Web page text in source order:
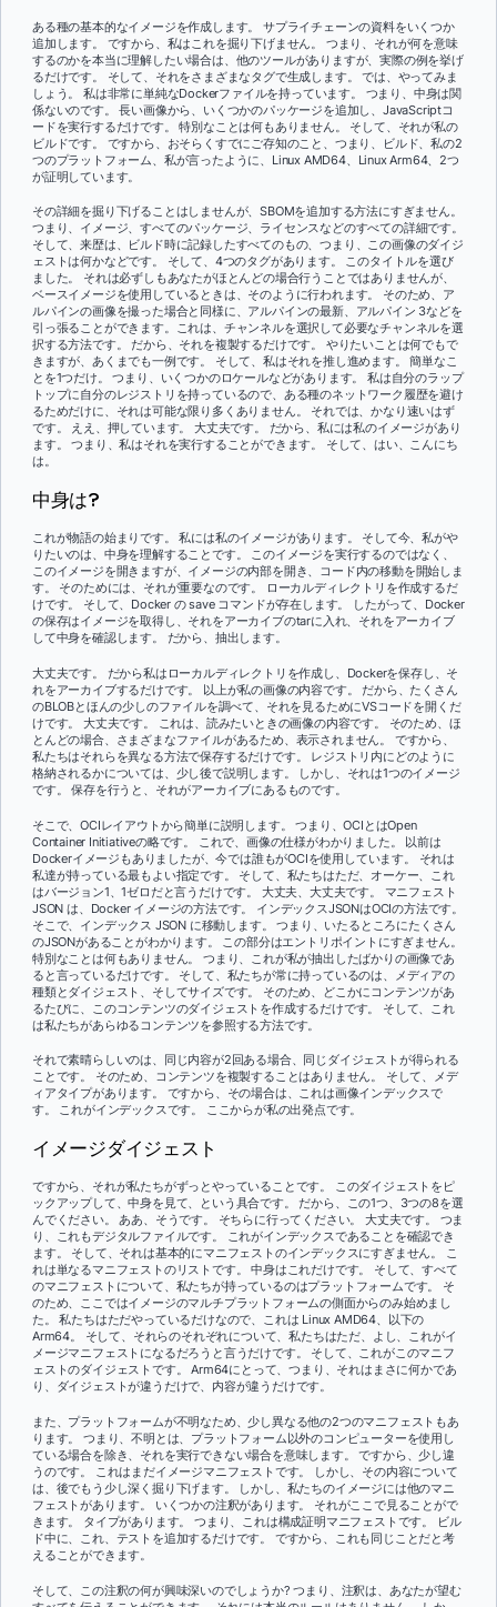
ある種の基本的なイメージを作成します。 サプライチェーンの資料をいくつか
追加します。 ですから、私はこれを掘り下げません。 つまり、それが何を意味
するのかを本当に理解したい場合は、他のツールがありますが、実際の例を挙げ
るだけです。 そして、それをさまざまなタグで生成します。 では、やってみま
しょう。 私は非常に単純なDockerファイルを持っています。 つまり、中身は関
係ないのです。 長い画像から、いくつかのパッケージを追加し、JavaScriptコ
ードを実行するだけです。 特別なことは何もありません。 そして、それが私の
ビルドです。 ですから、おそらくすでにご存知のこと、つまり、ビルド、私の2
つのプラットフォーム、私が言ったように、Linux AMD64、Linux Arm64、2つ
が証明しています。
その詳細を掘り下げることはしませんが、SBOMを追加する方法にすぎません。
つまり、イメージ、すべてのパッケージ、ライセンスなどのすべての詳細です。
そして、来歴は、ビルド時に記録したすべてのもの、つまり、この画像のダイジ
ェストは何かなどです。 そして、4つのタグがあります。 このタイトルを選び
ました。 それは必ずしもあなたがほとんどの場合行うことではありませんが、
ベースイメージを使用しているときは、そのように行われます。 そのため、ア
ルパインの画像を撮った場合と同様に、アルパインの最新、アルパイン 3などを
引っ張ることができます。これは、チャンネルを選択して必要なチャンネルを選
択する方法です。 だから、それを複製するだけです。 やりたいことは何でもで
きますが、あくまでも一例です。 そして、私はそれを推し進めます。 簡単なこ
とを1つだけ。 つまり、いくつかのロケールなどがあります。 私は自分のラップ
トップに自分のレジストリを持っているので、ある種のネットワーク履歴を避け
るためだけに、それは可能な限り多くありません。 それでは、かなり速いはず
です。 ええ、押しています。 大丈夫です。 だから、私には私のイメージがあり
ます。 つまり、私はそれを実行することができます。 そして、はい、こんにち
は。
中身は?
これが物語の始まりです。 私には私のイメージがあります。 そして今、私がや
りたいのは、中身を理解することです。 このイメージを実行するのではなく、
このイメージを開きますが、イメージの内部を開き、コード内の移動を開始しま
す。 そのためには、それが重要なのです。 ローカルディレクトリを作成するだ
けです。 そして、Docker の save コマンドが存在します。 したがって、Docker
の保存はイメージを取得し、それをアーカイブのtarに入れ、それをアーカイブ
して中身を確認します。 だから、抽出します。
大丈夫です。 だから私はローカルディレクトリを作成し、Dockerを保存し、そ
れをアーカイブするだけです。 以上が私の画像の内容です。 だから、たくさん
のBLOBとほんの少しのファイルを調べて、それを見るためにVSコードを開くだ
けです。 大丈夫です。 これは、読みたいときの画像の内容です。 そのため、ほ
とんどの場合、さまざまなファイルがあるため、表示されません。 ですから、
私たちはそれらを異なる方法で保存するだけです。 レジストリ内にどのように
格納されるかについては、少し後で説明します。 しかし、それは1つのイメージ
です。 保存を行うと、それがアーカイブにあるものです。
そこで、OCIレイアウトから簡単に説明します。 つまり、OCIとはOpen
Container Initiativeの略です。 これで、画像の仕様がわかりました。 以前は
Dockerイメージもありましたが、今では誰もがOCIを使用しています。 それは
私達が持っている最もよい指定です。 そして、私たちはただ、オーケー、これ
はバージョン1、1ゼロだと言うだけです。 大丈夫、大丈夫です。 マニフェスト
JSON は、Docker イメージの方法です。 インデックスJSONはOCIの方法です。
そこで、インデックス JSON に移動します。 つまり、いたるところにたくさん
のJSONがあることがわかります。 この部分はエントリポイントにすぎません。
特別なことは何もありません。 つまり、これが私が抽出したばかりの画像であ
ると言っているだけです。 そして、私たちが常に持っているのは、メディアの
種類とダイジェスト、そしてサイズです。 そのため、どこかにコンテンツがあ
るたびに、このコンテンツのダイジェストを作成するだけです。 そして、これ
は私たちがあらゆるコンテンツを参照する方法です。
それで素晴らしいのは、同じ内容が2回ある場合、同じダイジェストが得られる
ことです。 そのため、コンテンツを複製することはありません。 そして、メデ
ィアタイプがあります。 ですから、その場合は、これは画像インデックスで
す。 これがインデックスです。 ここからが私の出発点です。
イメージダイジェスト
ですから、それが私たちがずっとやっていることです。 このダイジェストをピ
ックアップして、中身を見て、という具合です。 だから、この1つ、3つの8を選
んでください。 ああ、そうです。 そちらに行ってください。 大丈夫です。 つま
り、これもデジタルファイルです。 これがインデックスであることを確認でき
ます。 そして、それは基本的にマニフェストのインデックスにすぎません。 こ
れは単なるマニフェストのリストです。 中身はこれだけです。 そして、すべて
のマニフェストについて、私たちが持っているのはプラットフォームです。 そ
のため、ここではイメージのマルチプラットフォームの側面からのみ始めまし
た。 私たちはただやっているだけなので、これは Linux AMD64、以下の
Arm64。 そして、それらのそれぞれについて、私たちはただ、よし、これがイ
メージマニフェストになるだろうと言うだけです。 そして、これがこのマニフ
ェストのダイジェストです。 Arm64にとって、つまり、それはまさに何かであ
り、ダイジェストが違うだけで、内容が違うだけです。
また、プラットフォームが不明なため、少し異なる他の2つのマニフェストもあ
ります。 つまり、不明とは、プラットフォーム以外のコンピューターを使用し
ている場合を除き、それを実行できない場合を意味します。 ですから、少し違
うのです。 これはまだイメージマニフェストです。 しかし、その内容について
は、後でもう少し深く掘り下げます。 しかし、私たちのイメージには他のマニ
フェストがあります。 いくつかの注釈があります。 それがここで見ることがで
きます。 タイプがあります。 つまり、これは構成証明マニフェストです。 ビル
ド中に、これ、テストを追加するだけです。 ですから、これも同じことだと考
えることができます。
そして、この注釈の何が興味深いのでしょうか? つまり、注釈は、あなたが望む